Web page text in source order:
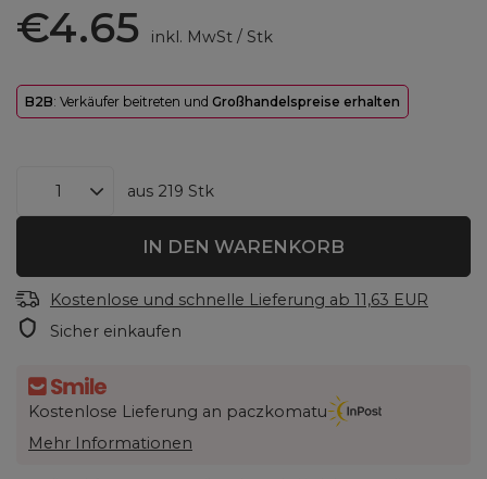
€4.65 inkl. MwSt/ Stk
B2B: Verkäufer beitreten und Großhandelspreise erhalten
aus 219 Stk
IN DEN WARENKORB
Kostenlose und schnelle Lieferung ab 11,63 EUR
Sicher einkaufen
Kostenlose Lieferung an paczkomatu
Mehr Informationen